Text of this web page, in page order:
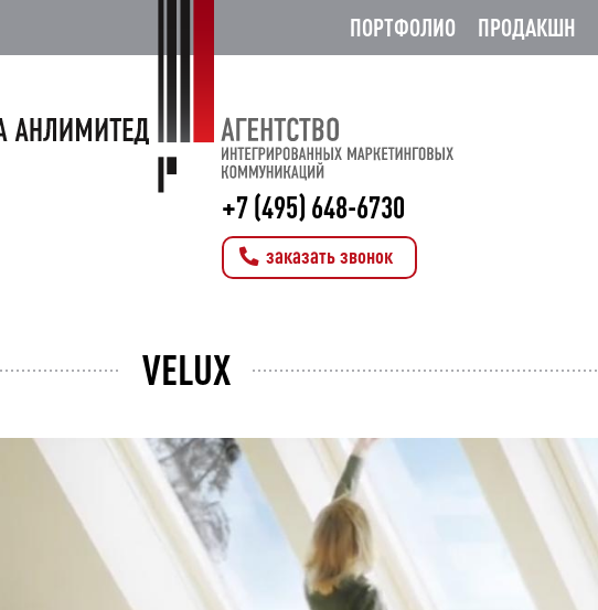
+7 (495) 648-6730
заказать звонок
ПОРТФОЛИО ПРОДАКШН
VELUX